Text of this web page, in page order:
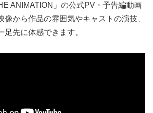
ANIMATION」の公式PV・予告編動画
像から作品の雰囲気やキャストの演技、
足先に体感できます。